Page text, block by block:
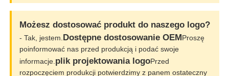
Możesz dostosować produkt do naszego logo?
- Tak, jestem. Dostępne dostosowanie OEMProszę
poinformować nas przed produkcją i podać swoje
informacje. plik projektowania logoPrzed
rozpoczęciem produkcji potwierdzimy z panem ostateczny